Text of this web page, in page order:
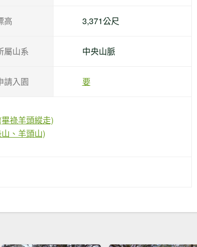
高 3,371公尺
屬山系 中央山脈
請入園 要
祿羊頭縱走)
、羊頭山)